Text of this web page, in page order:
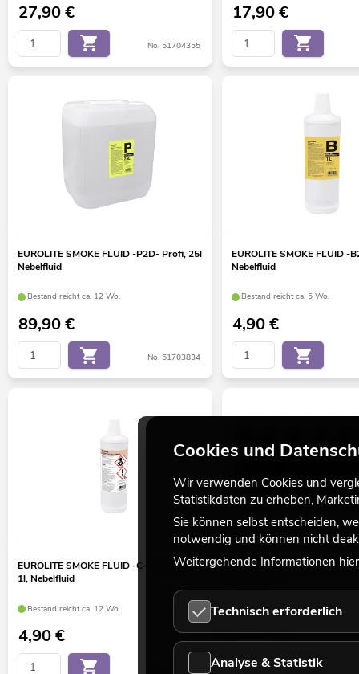
27,90€
No. 51704355
17,90€
EUROLITE SMOKE FLUID -P2D- Profi, 25l
Nebelfluid
Bestand reicht ca. 12 Wo.
89,90€
No. 51703834
EUROLITE SMOKE FLUID -
Nebelfluid
Bestand reicht ca. 5 Wo.
4,90€
EUROLITE SMOKE FLUID -C- Standard,
1l, Nebelfluid
Bestand reicht ca. 12 Wo.
4,90€
No. 51704201
EUROLITE Duftstoffset je 1x
Bestand reicht ca. 12 Wo.
49,90€
Cookies und
Wir verwenden Cookies und
Statistikdaten zu erheben,
Sie können selbst entscheiden,
notwendig und können nicht
Weitergehende Informationen
Technisch erforderlich
Analyse & Statistik